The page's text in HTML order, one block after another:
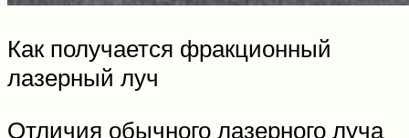
Как получается фракционный
лазерный луч
Отличия обычного лазерного луча